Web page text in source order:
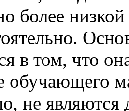
более
в том, что
обучающего
не